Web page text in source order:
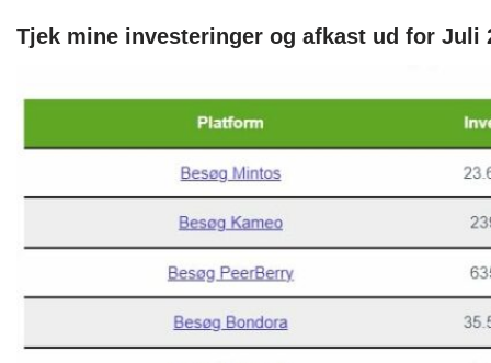
Tjek mine investeringer og afkast ud for Juli